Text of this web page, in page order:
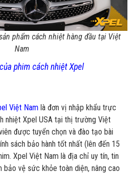
phẩm cách nhiệt hàng đầu tại Việt
Nam
phim cách nhiệt Xpel
Việt Nam là đơn vị nhập khẩu trực
nhiệt Xpel USA tại thị trường Việt
được tuyển chọn và đào tạo bài
sách bảo hành tốt nhất (lên đến 15
Xpel Việt Nam là địa chỉ uy tín, tin
bảo vệ sức khỏe toàn diện, nâng cao